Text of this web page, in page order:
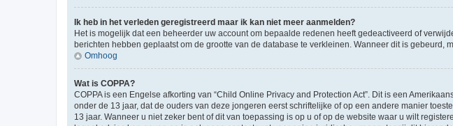
Ik heb in het verleden geregistreerd maar ik kan niet meer aanmelden?
Het is mogelijk dat een beheerder uw account om bepaalde redenen heeft gedeactiveerd of
berichten hebben geplaatst om de grootte van de database te verkleinen. Wanneer dit is gebeurd,
Omhoog
Wat is COPPA?
COPPA is een Engelse afkorting van “Child Online Privacy and Protection Act”. Dit is een
onder de 13 jaar, dat de ouders van deze jongeren eerst schriftelijke of op een andere manier
13 jaar. Wanneer u niet zeker bent of dit van toepassing is op u of op de website waar u wilt